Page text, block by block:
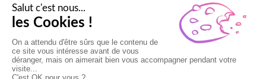
Particuliers, entreprises, professionnels
Notre service client est ouvert du lundi au vendredi de 9h à 18h
Nous contacter